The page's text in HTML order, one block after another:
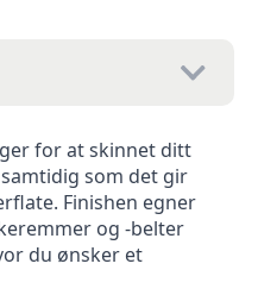
for at skinnet ditt
som det gir
Finishen egner
og -belter
du ønsker et